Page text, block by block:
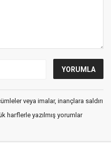
veya imalar, inançlara saldırı
harflerle yazılmış yorumlar